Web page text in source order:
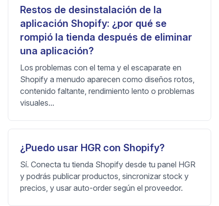
Restos de desinstalación de la
aplicación Shopify: ¿por qué se
rompió la tienda después de eliminar
una aplicación?
Los problemas con el tema y el escaparate en
Shopify a menudo aparecen como diseños rotos,
contenido faltante, rendimiento lento o problemas
visuales...
¿Puedo usar HGR con Shopify?
Sí. Conecta tu tienda Shopify desde tu panel HGR
y podrás publicar productos, sincronizar stock y
precios, y usar auto-order según el proveedor.